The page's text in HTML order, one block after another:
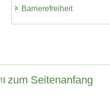
Barrierefreiheit
zum Seitenanfang